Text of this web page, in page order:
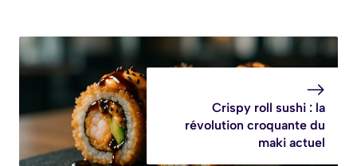
Crispy roll sushi : la
révolution croquante du
maki actuel